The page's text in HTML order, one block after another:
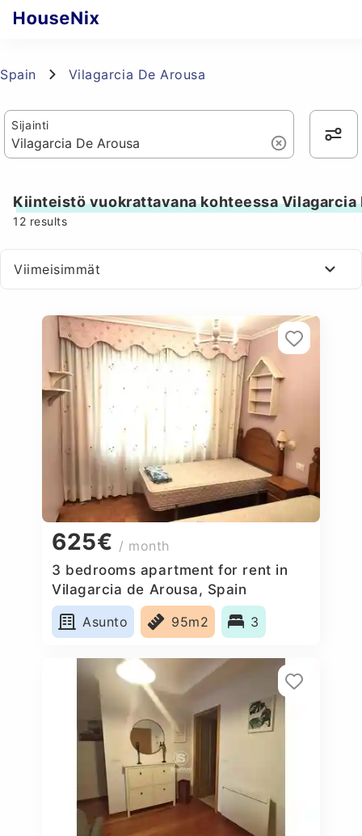
Spain Vilagarcia De Arousa
Sijainti
Kiinteistö vuokrattavana kohteessa Vilagarcia
12 results
Viimeisimmät
625€ / month
3 bedrooms apartment for rent in
Vilagarcia de Arousa, Spain
Asunto
95m2 3